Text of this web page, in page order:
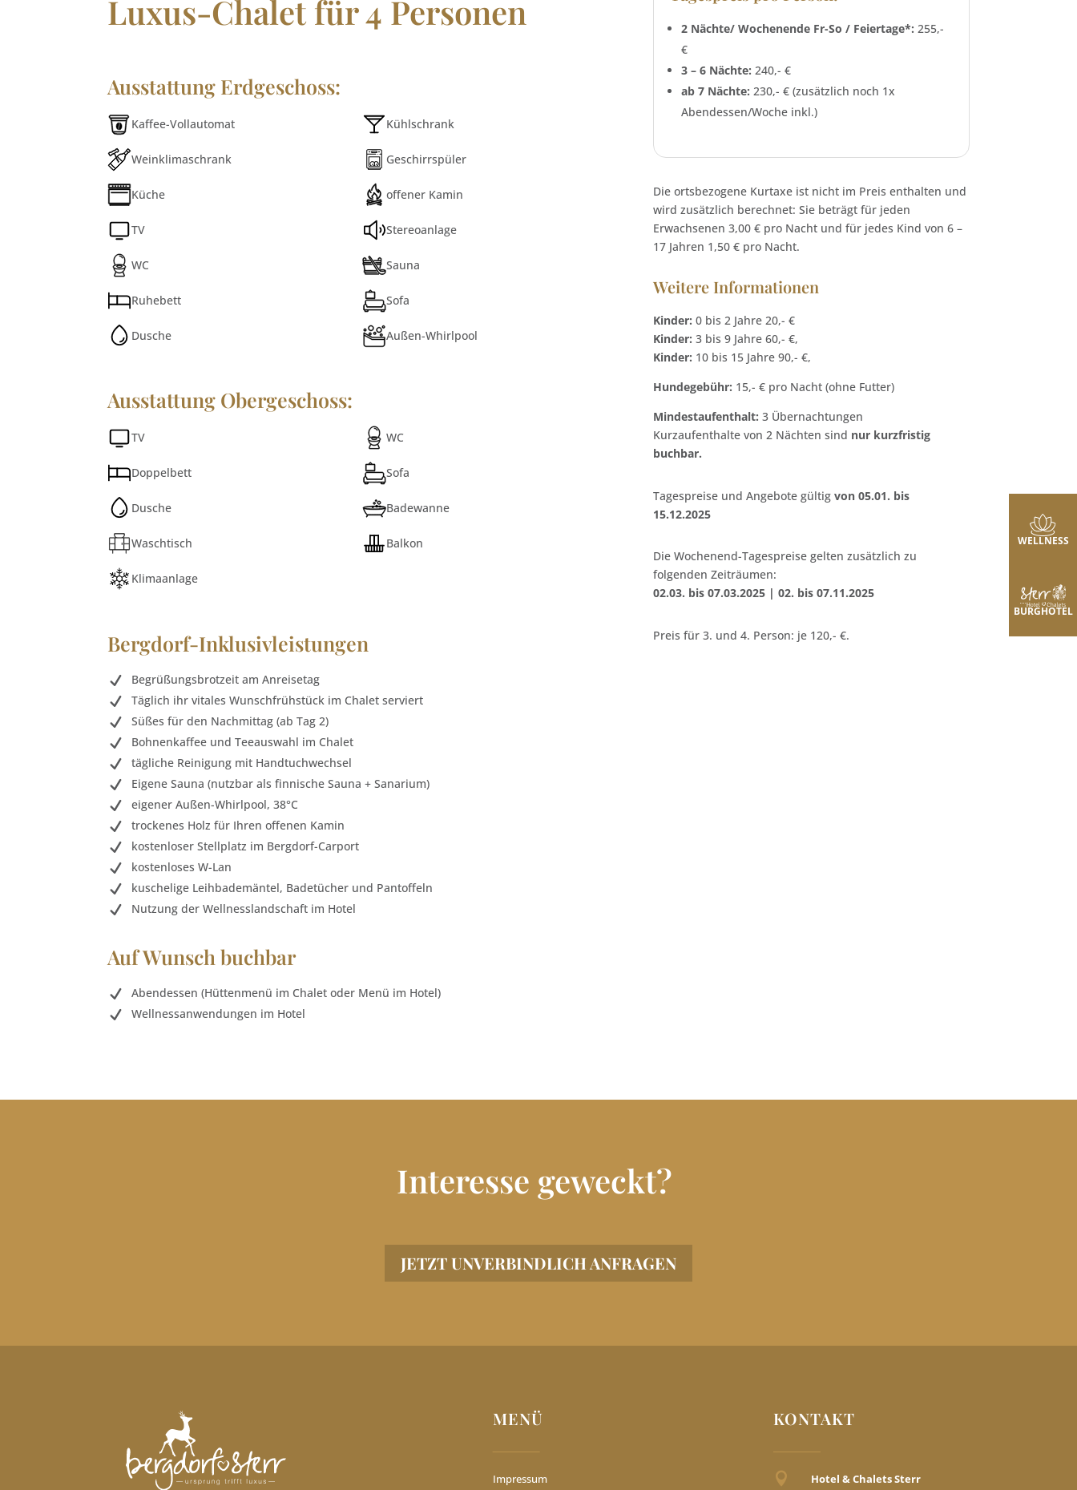
WELLNESS
BURGHOTEL
Luxus-Chalet für 4 Personen
Ausstattung Erdgeschoss:
Kaffee-Vollautomat Kühlschrank
Weinklimaschrank Geschirrspüler
Küche offener Kamin
TV Stereoanlage
WC Sauna
Ruhebett Sofa
Dusche Außen-Whirlpool
Ausstattung Obergeschoss:
TV WC
Doppelbett Sofa
Dusche Badewanne
Waschtisch Balkon
Klimaanlage
Bergdorf-Inklusivleistungen
Begrüßungsbrotzeit am Anreisetag
Täglich ihr vitales Wunschfrühstück im Chalet serviert
Süßes für den Nachmittag (ab Tag 2)
Bohnenkaffee und Teeauswahl im Chalet
tägliche Reinigung mit Handtuchwechsel
Eigene Sauna (nutzbar als finnische Sauna + Sanarium)
eigener Außen-Whirlpool, 38°C
trockenes Holz für Ihren offenen Kamin
kostenloser Stellplatz im Bergdorf-Carport
kostenloses W-Lan
kuschelige Leihbademäntel, Badetücher und Pantoffeln
Nutzung der Wellnesslandschaft im Hotel
Auf Wunsch buchbar
Abendessen (Hüttenmenü im Chalet oder Menü im Hotel)
Wellnessanwendungen im Hotel
2 Nächte/ Wochenende Fr-So / Feiertage*: 255,-
€
3 – 6 Nächte: 240,- €
ab 7 Nächte: 230,- € (zusätzlich noch 1x
Abendessen/Woche inkl.)
Die ortsbezogene Kurtaxe ist nicht im Preis enthalten und
wird zusätzlich berechnet: Sie beträgt für jeden
Erwachsenen 3,00 € pro Nacht und für jedes Kind von 6 –
17 Jahren 1,50 € pro Nacht.
Weitere Informationen
Kinder: 0 bis 2 Jahre 20,- €
Kinder: 3 bis 9 Jahre 60,- €,
Kinder: 10 bis 15 Jahre 90,- €,
Hundegebühr: 15,- € pro Nacht (ohne Futter)
Mindestaufenthalt: 3 Übernachtungen
Kurzaufenthalte von 2 Nächten sind nur kurzfristig
buchbar.
Tagespreise und Angebote gültig von 05.01. bis
15.12.2025
Die Wochenend-Tagespreise gelten zusätzlich zu
folgenden Zeiträumen:
02.03. bis 07.03.2025 | 02. bis 07.11.2025
Preis für 3. und 4. Person: je 120,- €.
Interesse geweckt?
JETZT UNVERBINDLICH ANFRAGEN
MENÜ
Impressum
KONTAKT

Hotel & Chalets Sterr